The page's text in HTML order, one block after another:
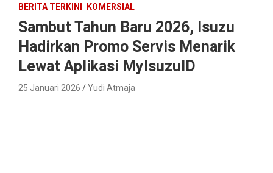
BERITA TERKINI KOMERSIAL
Sambut Tahun Baru 2026, Isuzu
Hadirkan Promo Servis Menarik
Lewat Aplikasi MyIsuzuID
25 Januari 2026 Yudi Atmaja